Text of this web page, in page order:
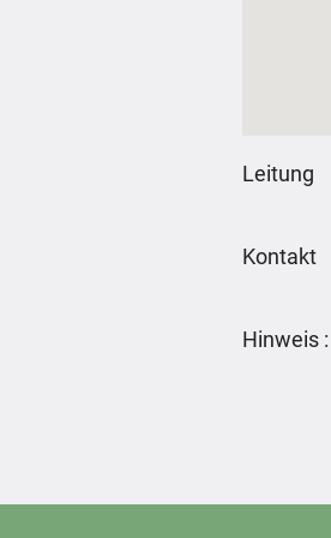
Leitung
Kontakt
Hinweis